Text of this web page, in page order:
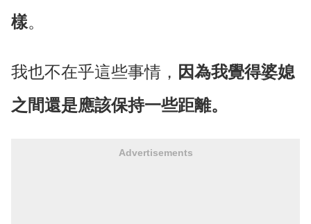
樣。
我也不在乎這些事情， 因為我覺得婆媳
之間還是應該保持一些距離。
Advertisements